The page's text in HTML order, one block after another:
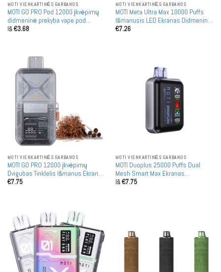
MOTI VIENKARTINĖS GARBANOS
MOTI GO PRO Pod 12000 įkvėpimų
didmeninė prekyba vape pod
didmeninė pirkimas
Iš€3.68
MOTI VIENKARTINĖS GARBANOS
MOTI Meta Ultra Max 10000 Puffs
Išmanusis LED Ekranas Didmeninė
Prekyba Įkraunamos Vienkartinės
€7.26
MOTI VIENKARTINĖS GARBANOS
MOTI GO PRO 12000 įkvėpimų
Dvigubas Tinklelis Išmanus Ekranas
Didmeninė Prekyba Įkraunamos
€7.75
MOTI VIENKARTINĖS GARBANOS
MOTI Duoplus 25000 Puffs Dual
Mesh Smart Max Ekranas
Didmeninė Prekyba Įkraunami
Iš€7.75